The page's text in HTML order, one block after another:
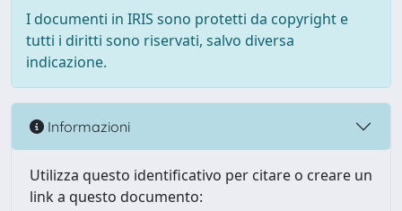
I documenti in IRIS sono protetti da copyright e
tutti i diritti sono riservati, salvo diversa
indicazione.
Informazioni
Utilizza questo identificativo per citare o creare un
link a questo documento: